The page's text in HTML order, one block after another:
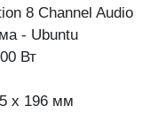
8 Channel Audio
- Ubuntu
Вт
х 196 мм